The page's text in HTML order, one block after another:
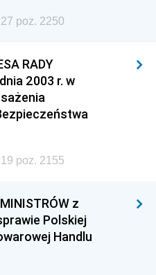
poz. 2250
RADY
2003 r. w
poz. 2155
z
Polskiej
Handlu